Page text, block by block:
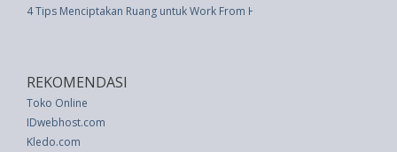
4 Tips Menciptakan Ruang untuk Work From Home selama Karantina
REKOMENDASI
Toko Online
IDwebhost.com
Kledo.com